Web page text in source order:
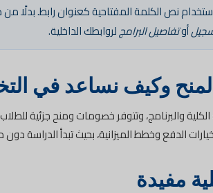
نص الكلمة المفتاحية كعنوان رابط. بدلًا
أوتفاصيل البرامجلروابطك الداخلية.
وكيف نساعد في
والبرنامج، وتتوفر خصومات ومنح جزئية
الدفع وخطط الميزانية، بحيث تبدأ الدراسة
مفيدة